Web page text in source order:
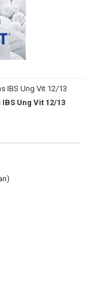
Ung Vit 12/13